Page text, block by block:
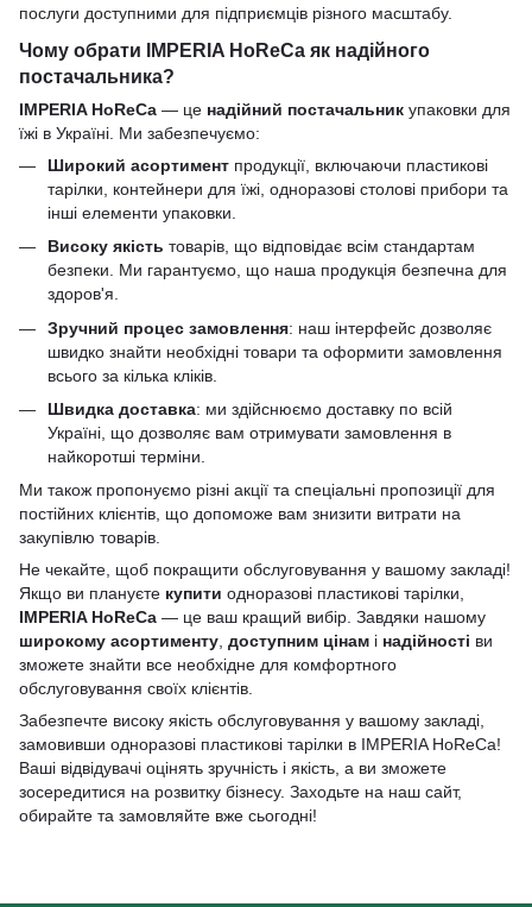
послуги доступними для підприємців різного масштабу.
Чому обрати IMPERIA HoReCa як надійного
постачальника?
IMPERIA HoReCa — це надійний постачальник упаковки для
їжі в Україні. Ми забезпечуємо:
Широкий асортимент продукції, включаючи пластикові
тарілки, контейнери для їжі, одноразові столові прибори та
інші елементи упаковки.
Високу якість товарів, що відповідає всім стандартам
безпеки. Ми гарантуємо, що наша продукція безпечна для
здоров'я.
Зручний процес замовлення: наш інтерфейс дозволяє
швидко знайти необхідні товари та оформити замовлення
всього за кілька кліків.
Швидка доставка: ми здійснюємо доставку по всій
Україні, що дозволяє вам отримувати замовлення в
найкоротші терміни.
Ми також пропонуємо різні акції та спеціальні пропозиції для
постійних клієнтів, що допоможе вам знизити витрати на
закупівлю товарів.
Не чекайте, щоб покращити обслуговування у вашому закладі!
Якщо ви плануєте купити одноразові пластикові тарілки,
IMPERIA HoReCa — це ваш кращий вибір. Завдяки нашому
широкому асортименту, доступним цінам і надійності ви
зможете знайти все необхідне для комфортного
обслуговування своїх клієнтів.
Забезпечте високу якість обслуговування у вашому закладі,
замовивши одноразові пластикові тарілки в IMPERIA HoReCa!
Ваші відвідувачі оцінять зручність і якість, а ви зможете
зосередитися на розвитку бізнесу. Заходьте на наш сайт,
обирайте та замовляйте вже сьогодні!